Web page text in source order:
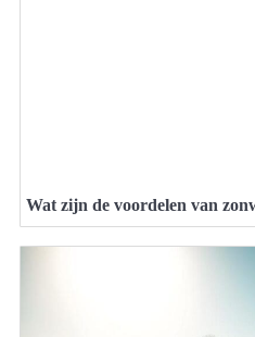
Wat zijn de voordelen van